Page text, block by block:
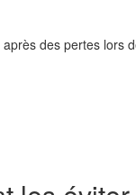
des pertes lors